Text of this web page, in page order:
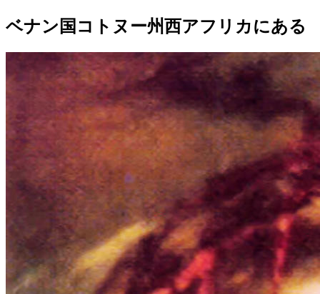
ベナン国コトヌー州西アフリカにある